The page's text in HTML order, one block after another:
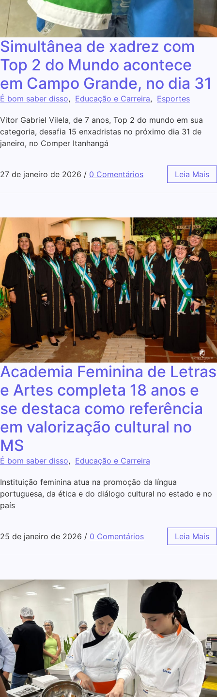
Simultânea de xadrez com
Top 2 do Mundo acontece
em Campo Grande, no dia 31
É bom saber disso, Educação e Carreira, Esportes
Vitor Gabriel Vilela, de 7 anos, Top 2 do mundo em sua
categoria, desafia 15 enxadristas no próximo dia 31 de
janeiro, no Comper Itanhangá
27 de janeiro de 2026 / 0 Comentários Leia Mais
Academia Feminina de Letras
e Artes completa 18 anos e
se destaca como referência
em valorização cultural no
MS
É bom saber disso, Educação e Carreira
Instituição feminina atua na promoção da língua
portuguesa, da ética e do diálogo cultural no estado e no
país
25 de janeiro de 2026 / 0 Comentários Leia Mais